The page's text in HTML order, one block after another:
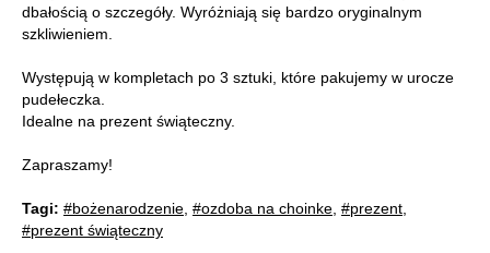
dbałością o szczegóły. Wyróżniają się bardzo oryginalnym
szkliwieniem.
Występują w kompletach po 3 sztuki, które pakujemy w urocze
pudełeczka.
Idealne na prezent świąteczny.
Zapraszamy!
Tagi: #bożenarodzenie #ozdoba na choinke #prezent
#prezent świąteczny